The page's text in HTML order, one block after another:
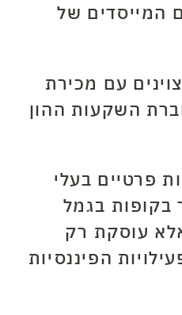
המייסדים של
עם מכירת
השקעות ההון
פרטיים בעלי
בקופות בגמל
עוסקת רק
הפיננסיות